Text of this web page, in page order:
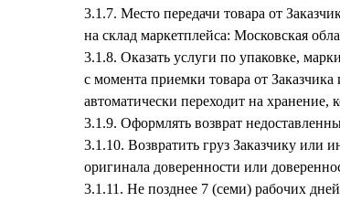
3.1.7. Место передачи товара от
на склад маркетплейса: Московская
3.1.8. Оказать услуги по упаковке,
с момента приемки товара от
автоматически переходит на хранение,
3.1.9. Оформлять возврат
3.1.10. Возвратить груз Заказчику или
оригинала доверенности или
3.1.11. Не позднее 7 (семи) рабочих